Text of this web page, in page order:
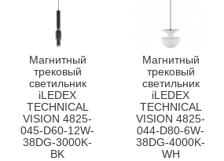
Магнитный
трековый
светильник
iLEDEX
TECHNICAL
VISION 4825-
045-D60-12W-
38DG-3000K-
BK
Магнитный
трековый
светильник
iLEDEX
TECHNICAL
VISION 4825-
044-D80-6W-
38DG-4000K-
WH